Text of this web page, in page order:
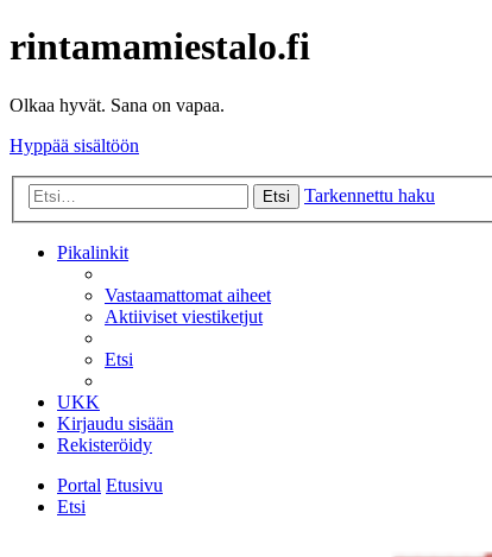
rintamamiestalo.fi
Olkaa hyvät. Sana on vapaa.
Hyppää sisältöön
Etsi Tarkennettu haku
Pikalinkit
Vastaamattomat aiheet
Aktiiviset viestiketjut
Etsi
UKK
Kirjaudu sisään
Rekisteröidy
Portal Etusivu
Etsi